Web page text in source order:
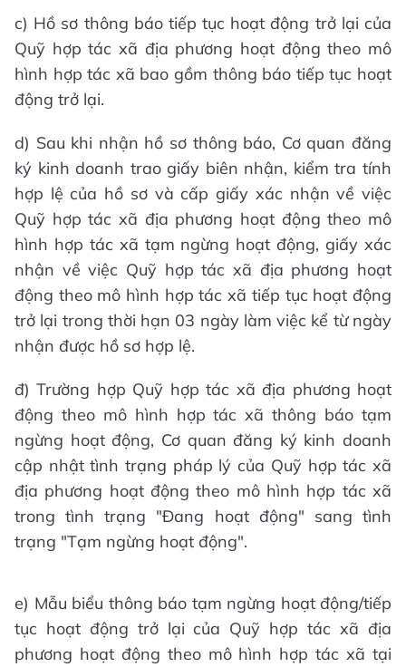
c) Hồ sơ thông báo tiếp tục hoạt động trở lại của
Quỹ hợp tác xã địa phương hoạt động theo mô
hình hợp tác xã bao gồm thông báo tiếp tục hoạt
động trở lại.
d) Sau khi nhận hồ sơ thông báo, Cơ quan đăng
ký kinh doanh trao giấy biên nhận, kiểm tra tính
hợp lệ của hồ sơ và cấp giấy xác nhận về việc
Quỹ hợp tác xã địa phương hoạt động theo mô
hình hợp tác xã tạm ngừng hoạt động, giấy xác
nhận về việc Quỹ hợp tác xã địa phương hoạt
động theo mô hình hợp tác xã tiếp tục hoạt động
trở lại trong thời hạn 03 ngày làm việc kể từ ngày
nhận được hồ sơ hợp lệ.
đ) Trường hợp Quỹ hợp tác xã địa phương hoạt
động theo mô hình hợp tác xã thông báo tạm
ngừng hoạt động, Cơ quan đăng ký kinh doanh
cập nhật tình trạng pháp lý của Quỹ hợp tác xã
địa phương hoạt động theo mô hình hợp tác xã
trong tình trạng "Đang hoạt động" sang tình
trạng "Tạm ngừng hoạt động".
e) Mẫu biểu thông báo tạm ngừng hoạt động/tiếp
tục hoạt động trở lại của Quỹ hợp tác xã địa
phương hoạt động theo mô hình hợp tác xã tại